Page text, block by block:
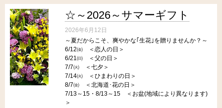
☆～2026～サマーギフト
2026年6月12日
～夏だからこそ、爽やかな｢生花｣を贈りませんか？～
6/12㈮ ＜恋人の日＞
6/21㈰ ＜父の日＞
7/7㈫ ＜七夕＞
7/14㈫ ＜ひまわりの日＞
8/7㈮ ＜北海道･花の日＞
7/13～15・8/13～15 ＜お盆(地域により異なります)
＞